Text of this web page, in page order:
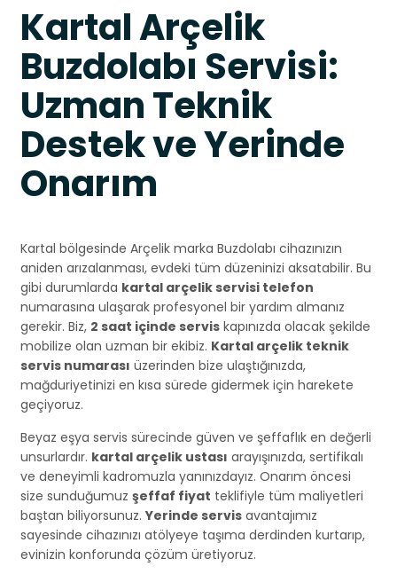
Kartal Arçelik
Buzdolabı Servisi:
Uzman Teknik
Destek ve Yerinde
Onarım
Kartal bölgesinde Arçelik marka Buzdolabı cihazınızın
aniden arızalanması, evdeki tüm düzeninizi aksatabilir. Bu
gibi durumlarda kartal arçelik servisi telefon
numarasına ulaşarak profesyonel bir yardım almanız
gerekir. Biz, 2 saat içinde servis kapınızda olacak şekilde
mobilize olan uzman bir ekibiz. Kartal arçelik teknik
servis numarası üzerinden bize ulaştığınızda,
mağduriyetinizi en kısa sürede gidermek için harekete
geçiyoruz.
Beyaz eşya servis sürecinde güven ve şeffaflık en değerli
unsurlardır. kartal arçelik ustası arayışınızda, sertifikalı
ve deneyimli kadromuzla yanınızdayız. Onarım öncesi
size sunduğumuz şeffaf fiyat teklifiyle tüm maliyetleri
baştan biliyorsunuz.Yerinde servis avantajımız
sayesinde cihazınızı atölyeye taşıma derdinden kurtarıp,
evinizin konforunda çözüm üretiyoruz.